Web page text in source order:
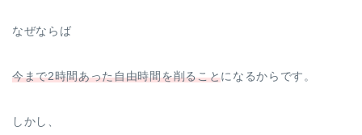
なぜならば
今まで2時間あった自由時間を削ることになるからです。
しかし、